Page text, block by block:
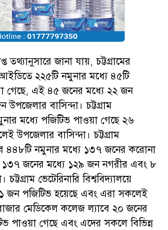
তথ্যানুসারে জানা যায়, চট্টগ্রামের
২২৫টি নমুনার মধ্যে ৪৫টি
গেছে, এই ৪৫ জনের মধ্যে ২২ জন
বাসিন্দা। চট্টগ্রাম
মধ্যে পজিটিভ পাওয়া গেছে ২৬
উপজেলার বাসিন্দা। চট্টগ্রাম
৪৪৮টি নমুনার মধ্যে ১৩৭ জনের করোনা
১৩৭ জনের মধ্যে ১২৯ জন নগরীর এবং ৮
ভেটেরিনারি বিশ্ববিদ্যালয়ে
জন পজিটিভ হয়েছে এবং এরা সকলেই
মেডিকেল কলেজ ল্যাবে ২০ জনের
পাওয়া গেছে এবং এদের সকলে বিভিন্ন